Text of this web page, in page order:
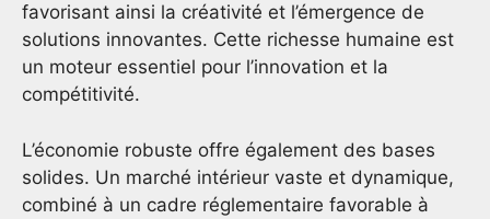
favorisant ainsi la créativité et l’émergence de
solutions innovantes. Cette richesse humaine est
un moteur essentiel pour l’innovation et la
compétitivité.
L’économie robuste offre également des bases
solides. Un marché intérieur vaste et dynamique,
combiné à un cadre réglementaire favorable à